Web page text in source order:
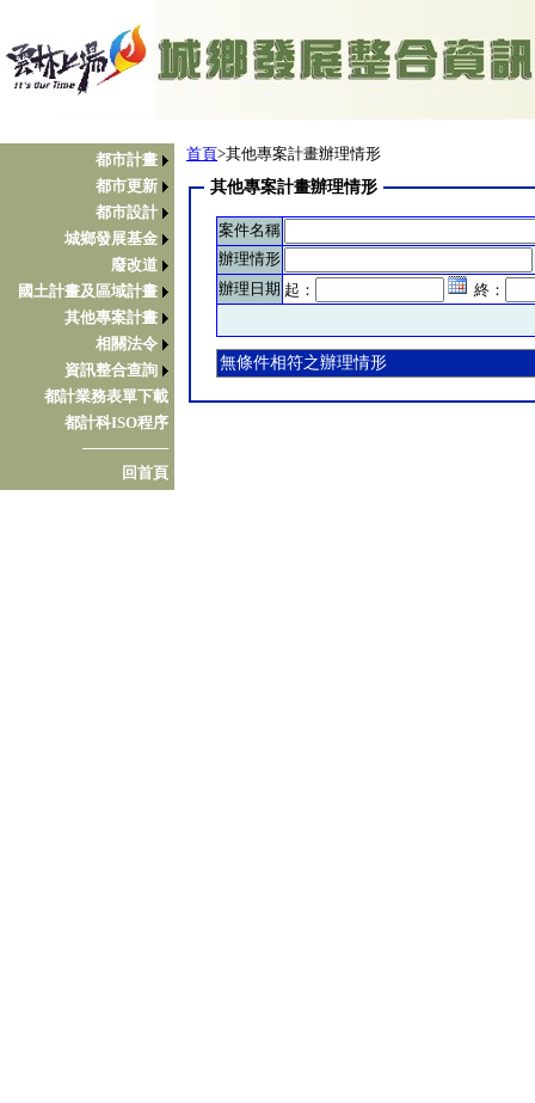
都市計畫
都市更新
都市設計
城鄉發展基金
廢改道
國土計畫及區域計畫
其他專案計畫
相關法令
資訊整合查詢
都計業務表單下載
都計科ISO程序
────────
回首頁
首頁>其他專案計畫辦理情形
其他專案計畫辦理情形
案件名稱
辦理情形
辦理日期 起： 終：
無條件相符之辦理情形